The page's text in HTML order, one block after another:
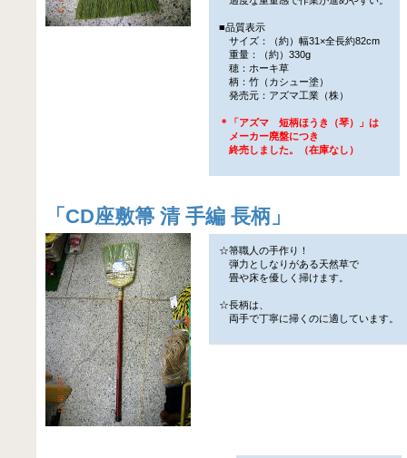
■品質表示
サイズ：（約）幅31×全長約82cm
重量：（約）330g
穂：ホーキ草
柄：竹（カシュー塗）
発売元：アズマ工業（株）
＊「アズマ 短柄ほうき（琴）」は
メーカー廃盤につき
終売しました。（在庫なし）
「 CD座敷箒 清 手編 長柄 」
☆箒職人の手作り！
弾力としなりがある天然草で
畳や床を優しく掃けます。
☆長柄は、
両手で丁寧に掃くのに適しています。